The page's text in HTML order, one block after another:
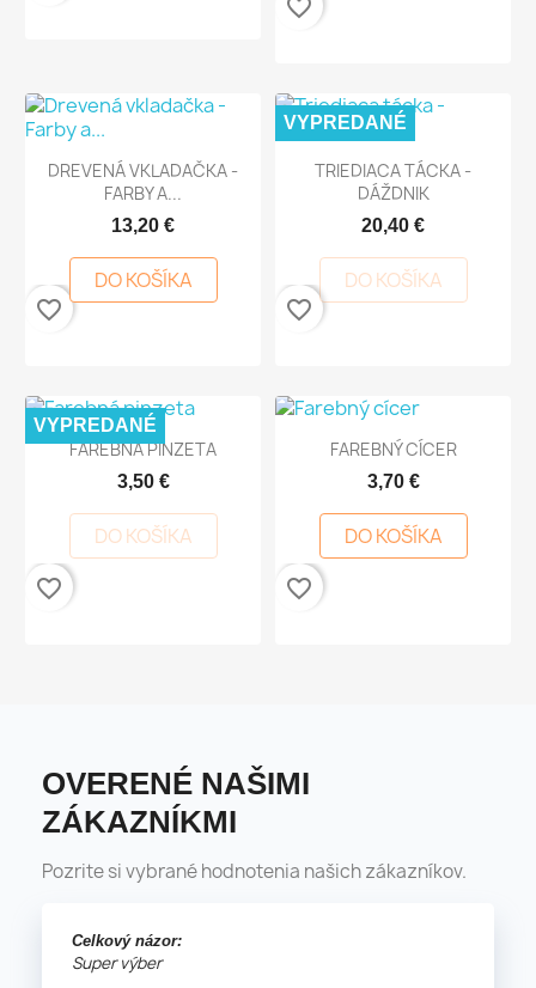
favorite_border
DREVENÁ VKLADAČKA -
FARBY A...
13,20 €
DO KOŠÍKA
favorite_border
TRIEDIACA TÁCKA -
DÁŽDNIK
20,40 €
DO KOŠÍKA
VYPREDANÉ
favorite_border
FAREBNÁ PINZETA
3,50 €
DO KOŠÍKA
VYPREDANÉ
favorite_border
FAREBNÝ CÍCER
3,70 €
DO KOŠÍKA
favorite_border
OVERENÉ NAŠIMI
ZÁKAZNÍKMI
Pozrite si vybrané hodnotenia našich zákazníkov.
Celkový názor:
Super výber